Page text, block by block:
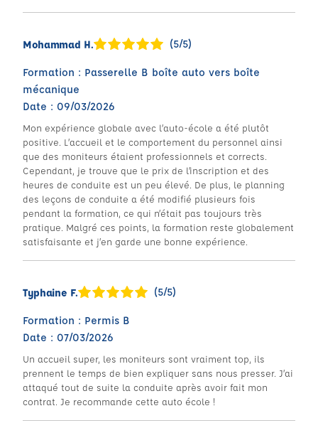
Mohammad H. (5/5)
Formation : Passerelle B boîte auto vers boîte
mécanique
Date : 09/03/2026
Mon expérience globale avec l’auto-école a été plutôt
positive. L’accueil et le comportement du personnel ainsi
que des moniteurs étaient professionnels et corrects.
Cependant, je trouve que le prix de l’inscription et des
heures de conduite est un peu élevé. De plus, le planning
des leçons de conduite a été modifié plusieurs fois
pendant la formation, ce qui n’était pas toujours très
pratique. Malgré ces points, la formation reste globalement
satisfaisante et j’en garde une bonne expérience.
Typhaine F. (5/5)
Formation : Permis B
Date : 07/03/2026
Un accueil super, les moniteurs sont vraiment top, ils
prennent le temps de bien expliquer sans nous presser. J’ai
attaqué tout de suite la conduite après avoir fait mon
contrat. Je recommande cette auto école !